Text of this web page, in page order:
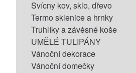
Svícny kov, sklo, dřevo
Termo sklenice a hrnky
Truhlíky a závěsné koše
UMĚLÉ TULIPÁNY
Vánoční dekorace
Vánoční domečky